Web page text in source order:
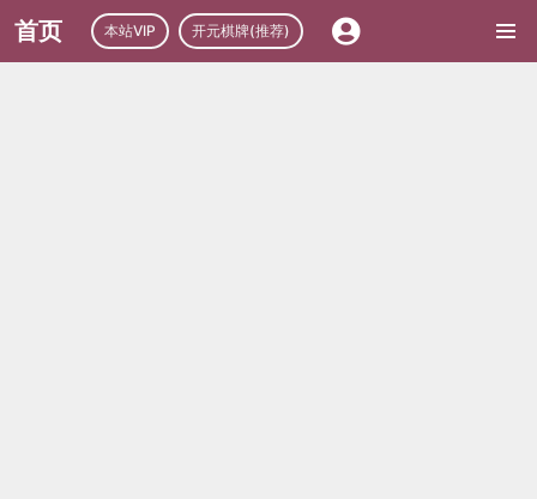
首页 本站VIP 开元棋牌(推荐)